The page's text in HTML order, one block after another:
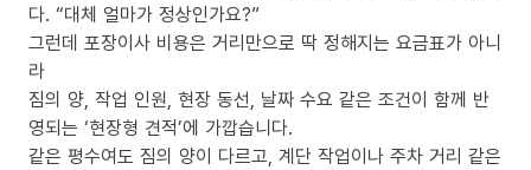
다. “대체 얼마가 정상인가요?”
그런데 포장이사 비용은 거리만으로 딱 정해지는 요금표가 아니
라
짐의 양, 작업 인원, 현장 동선, 날짜 수요 같은 조건이 함께 반
영되는 ‘현장형 견적’에 가깝습니다.
같은 평수여도 짐의 양이 다르고, 계단 작업이나 주차 거리 같은